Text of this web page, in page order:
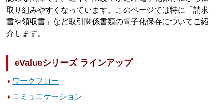
取り組みやすくなっています。このページでは特に「請求
書や領収書」など取引関係書類の電子化保存についてご紹
介します。
eValueシリーズ ラインアップ
ワークフロー
コミュニケーション